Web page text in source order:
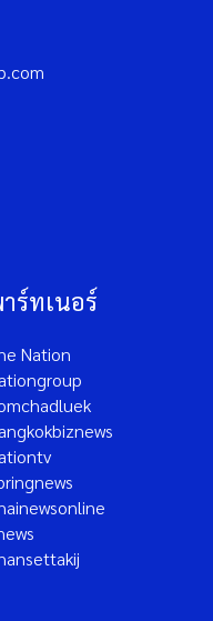
ร์ทเนอร์
Nation